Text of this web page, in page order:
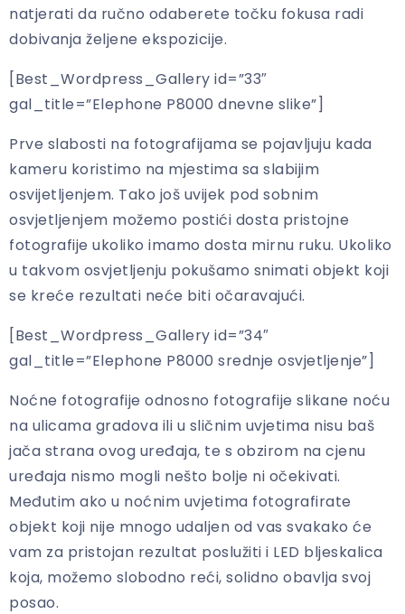
natjerati da ručno odaberete točku fokusa radi
dobivanja željene ekspozicije.
[Best_Wordpress_Gallery id=”33″
gal_title=”Elephone P8000 dnevne slike”]
Prve slabosti na fotografijama se pojavljuju kada
kameru koristimo na mjestima sa slabijim
osvijetljenjem. Tako još uvijek pod sobnim
osvjetljenjem možemo postići dosta pristojne
fotografije ukoliko imamo dosta mirnu ruku. Ukoliko
u takvom osvjetljenju pokušamo snimati objekt koji
se kreće rezultati neće biti očaravajući.
[Best_Wordpress_Gallery id=”34″
gal_title=”Elephone P8000 srednje osvjetljenje”]
Noćne fotografije odnosno fotografije slikane noću
na ulicama gradova ili u sličnim uvjetima nisu baš
jača strana ovog uređaja, te s obzirom na cjenu
uređaja nismo mogli nešto bolje ni očekivati.
Međutim ako u noćnim uvjetima fotografirate
objekt koji nije mnogo udaljen od vas svakako će
vam za pristojan rezultat poslužiti i LED bljeskalica
koja, možemo slobodno reći, solidno obavlja svoj
posao.